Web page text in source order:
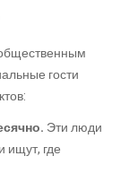
гости
Эти люди
ищут, где